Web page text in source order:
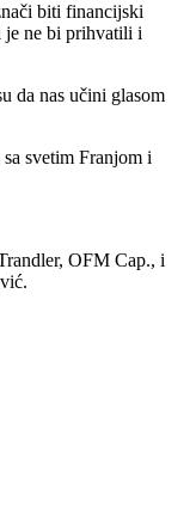
biti financijski
je ne bi prihvatili i
da nas učini glasom
svetim Franjom i
OFM Cap., i